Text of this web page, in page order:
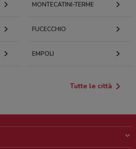
MONTECATINI-TERME
FUCECCHIO
EMPOLI
Tutte le città